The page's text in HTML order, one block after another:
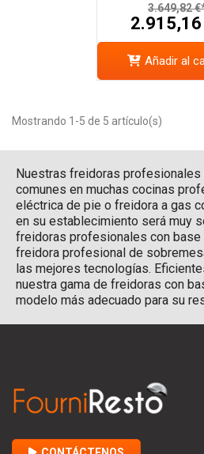
3.649,82
Añadir al
Mostrando 1-5 de 5 artículo(s)
Nuestras freidoras profesionales
comunes en muchas cocinas
eléctrica de pie o freidora a gas
en su establecimiento será muy
freidoras profesionales con
freidora profesional de
las mejores tecnologías.
nuestra gama de freidoras con
modelo más adecuado para su